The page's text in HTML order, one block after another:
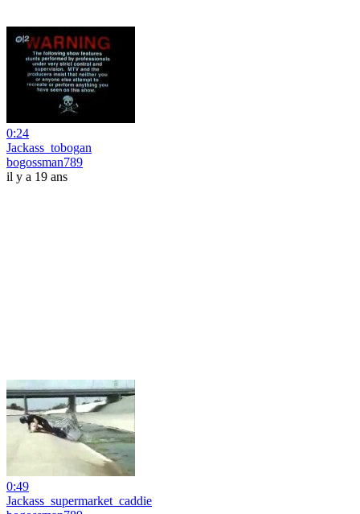
0:24
Jackass_tobogan
bogossman789
il y a 19 ans
0:49
Jackass_supermarket_caddie